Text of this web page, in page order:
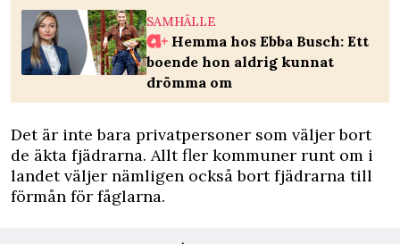
SAMHÄLLE
Hemma hos Ebba Busch: Ett
boende hon aldrig kunnat
drömma om
Det är inte bara privatpersoner som väljer bort
de äkta fjädrarna. Allt fler kommuner runt om i
landet väljer nämligen också bort fjädrarna till
förmån för fåglarna.